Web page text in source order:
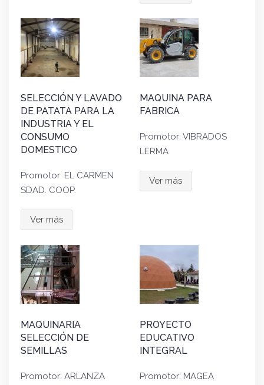
SELECCIÓN Y LAVADO
DE PATATA PARA LA
INDUSTRIA Y EL
CONSUMO
DOMESTICO
Promotor: EL CARMEN
SDAD. COOP.
Ver más
MAQUINA PARA
FABRICA
Promotor: VIBRADOS
LERMA
Ver más
MAQUINARIA
SELECCIÓN DE
SEMILLAS
Promotor: ARLANZA
PROYECTO
EDUCATIVO
INTEGRAL
Promotor: MAGEA